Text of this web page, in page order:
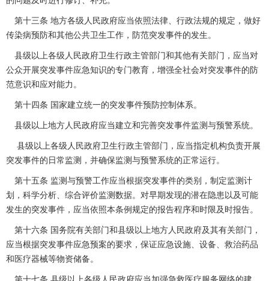
第十三条 地方各级人民政府应当依照法律、行政法规的规定，做好
传染病预防和其他公共卫生工作，防范突发事件的发生。
县级以上各级人民政府卫生行政主管部门和其他有关部门，应当对
公众开展突发事件应急知识的专门教育，增强全社会对突发事件的防
范意识和应对能力。
第十四条 国家建立统一的突发事件预防控制体系。
县级以上地方人民政府应当建立和完善突发事件监测与预警系统。
县级以上各级人民政府卫生行政主管部门，应当指定机构负责开展
突发事件的日常监测，并确保监测与预警系统的正常运行。
第十五条 监测与预警工作应当根据突发事件的类别，制定监测计
划，科学分析、综合评价监测数据。对早期发现的潜在隐患以及可能
发生的突发事件，应当依照本条例规定的报告程序和时限及时报告。
第十六条 国务院有关部门和县级以上地方人民政府及其有关部门，
应当根据突发事件应急预案的要求，保证应急设施、设备、救治药品
和医疗器械等物资储备。